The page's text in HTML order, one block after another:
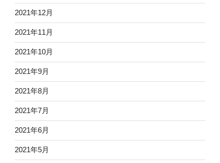
2021年12月
2021年11月
2021年10月
2021年9月
2021年8月
2021年7月
2021年6月
2021年5月